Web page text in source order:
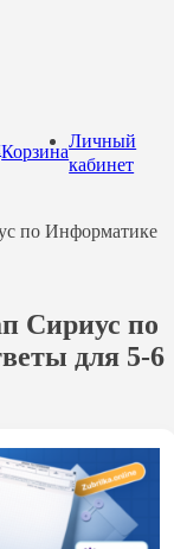
Корзина
Личный
кабинет
по Информатике
Сириус по
для 5-6